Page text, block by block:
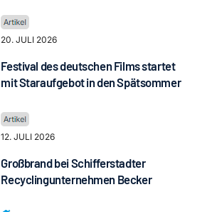
20. JULI 2026
Festival des deutschen Films startet
mit Staraufgebot in den Spätsommer
12. JULI 2026
Großbrand bei Schifferstadter
Recyclingunternehmen Becker